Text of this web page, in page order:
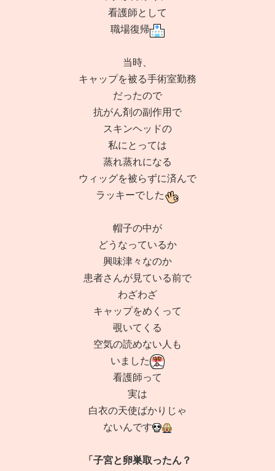
看護師として
職場復帰
当時、
キャップを被る手術室勤務
だったので
抗がん剤の副作用で
スキンヘッドの
私にとっては
蒸れ蒸れになる
ウィッグを被らずに済んで
ラッキーでした
帽子の中が
どうなっているか
興味津々なのか
患者さんが見ている前で
わざわざ
キャップをめくって
覗いてくる
空気の読めない人も
いました
看護師って
実は
白衣の天使ばかりじゃ
ないんです
「子宮と卵巣取ったん？